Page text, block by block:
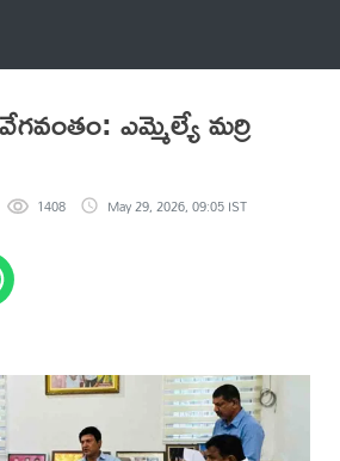
ఎమ్మెల్యే మర్రి
1408 May 29, 2026, 09:05 IST